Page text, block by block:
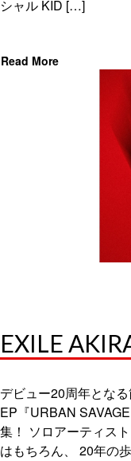
シャル KID […]
Read More
EXILE
デビュー20周年とな
EP『URBAN
集！ ソロアーティス
はもちろん、 20年の